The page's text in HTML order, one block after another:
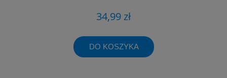
34,99 zł
DO KOSZYKA